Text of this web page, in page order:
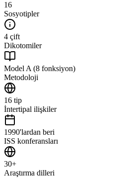
16
Sosyotipler
4 çift
Dikotomiler
Model A (8 fonksiyon)
Metodoloji
16 tip
İntertipal ilişkiler
1990'lardan beri
ISS konferansları
30+
Araştırma dilleri